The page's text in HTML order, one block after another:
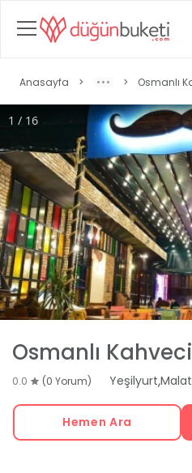
Anasayfa > > Osmanlı
1 / 16
Osmanlı
0.0 (0 Yorum) Yeşilyurt,
Hemen Ara